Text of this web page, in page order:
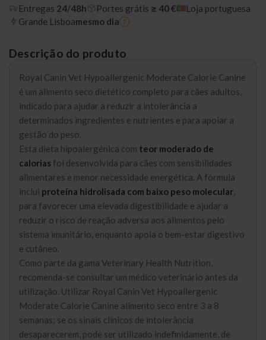
Entregas 24/48h Portes grátis ≥ 40 €
Loja portuguesa
Grande Lisboamesmo dia ?
Descrição do produto
Royal Canin Vet Hypoallergenic Moderate Calorie Canine
é um alimento seco dietético completo para cães adultos,
indicado para ajudar a reduzir a intolerância a
determinados ingredientes e nutrientes e para apoiar a
gestão do peso.
Esta dieta hipoalergénica com teor moderado de
calorias foi desenvolvida para cães com sensibilidades
alimentares e menor necessidade energética. A fórmula
inclui proteína hidrolisada com baixo peso molecular
para favorecer uma elevada digestibilidade e ajudar a
reduzir o risco de reação adversa aos alimentos pelo
sistema imunitário, enquanto apoia o bem-estar digestivo
e cutâneo.
Como parte da gama Veterinary Health Nutrition,
recomenda-se consultar um médico veterinário antes da
utilização. Utilizar Royal Canin Vet Hypoallergenic
Moderate Calorie Canine alimento seco entre 3 a 8
semanas; se os sinais clínicos de intolerância
desaparecerem, pode ser utilizado indefinidamente, de